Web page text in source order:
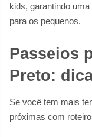
kids, garantindo
para os pequenos.
Passeios
Preto:
Se você tem mais
próximas com